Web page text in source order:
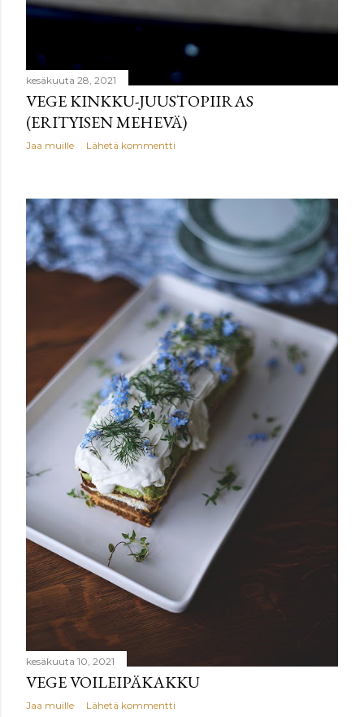
kesäkuuta 28, 2021
VEGE KINKKU-JUUSTOPIIRAS
(ERITYISEN MEHEVÄ)
Jaa muille Lähetä kommentti
kesäkuuta 10, 2021
VEGE VOILEIPÄKAKKU
Jaa muille Lähetä kommentti